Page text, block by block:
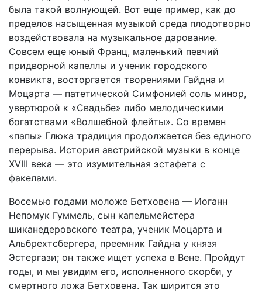
была такой волнующей. Вот еще пример, как до
пределов насыщенная музыкой среда плодотворно
воздействовала на музыкальное дарование.
Совсем еще юный Франц, маленький певчий
придворной капеллы и ученик городского
конвикта, восторгается творениями Гайдна и
Моцарта — патетической Симфонией соль минор,
увертюрой к «Свадьбе» либо мелодическими
богатствами «Волшебной флейты». Со времен
«папы» Глюка традиция продолжается без единого
перерыва. История австрийской музыки в конце
XVIII века — это изумительная эстафета с
факелами.
Восемью годами моложе Бетховена — Иоганн
Непомук Гуммель, сын капельмейстера
шиканедеровского театра, ученик Моцарта и
Альбрехтсбергера, преемник Гайдна у князя
Эстергази; он также ищет успеха в Вене. Пройдут
годы, и мы увидим его, исполненного скорби, у
смертного ложа Бетховена. Так ширится это